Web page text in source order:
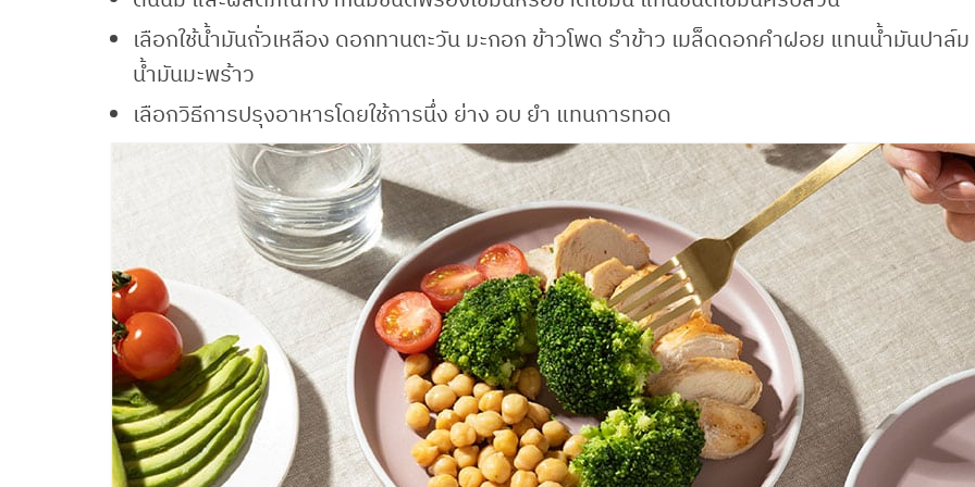
เลือกใช้น้ำมันถั่วเหลือง ดอกทานตะวัน มะกอก ข้าวโพด รำข้าว เมล็ดดอกคำฝอย แทนน้ำมันปาล์ม
น้ำมันมะพร้าว
เลือกวิธีการปรุงอาหารโดยใช้การนึ่ง ย่าง อบ ยำ แทนการทอด